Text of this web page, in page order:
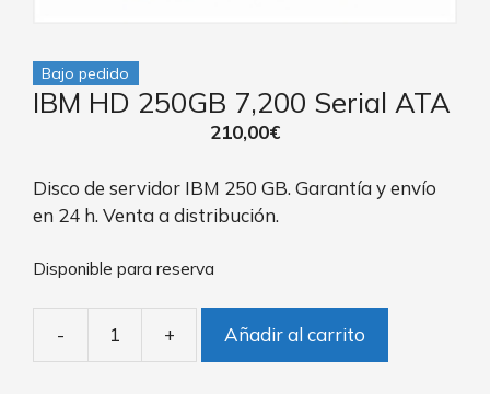
Bajo pedido
IBM HD 250GB 7,200 Serial ATA
210,00€
Disco de servidor IBM 250 GB. Garantía y envío
en 24 h. Venta a distribución.
Disponible para reserva
- + Añadir al carrito